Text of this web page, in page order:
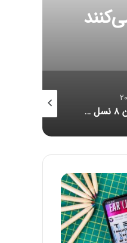
اسنپدراگون ۸ نسل ۳ با تمرکز بر هوش مصنوعی رونمایی شد؛ زنگ خطر برای آیفون